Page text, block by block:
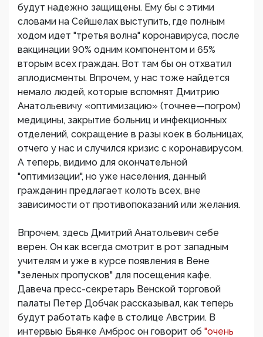
будут надежно защищены. Ему бы с этими
словами на Сейшелах выступить, где полным
ходом идет "третья волна" коронавируса, после
вакцинации 90% одним компонентом и 65%
вторым всех граждан. Вот там бы он отхватил
аплодисменты. Впрочем, у нас тоже найдется
немало людей, которые вспомнят Дмитрию
Анатольевичу «оптимизацию» (точнее—погром)
медицины, закрытие больниц и инфекционных
отделений, сокращение в разы коек в больницах,
отчего у нас и случился кризис с коронавирусом.
А теперь, видимо для окончательной
"оптимизации", но уже населения, данный
гражданин предлагает колоть всех, вне
зависимости от противопоказаний или желания.
Впрочем, здесь Дмитрий Анатольевич себе
верен. Он как всегда смотрит в рот западным
учителям и уже в курсе появления в Вене
"зеленых пропусков" для посещения кафе.
Давеча пресс-секретарь Венской торговой
палаты Петер Добчак рассказывал, как теперь
будут работать кафе в столице Австрии. В
интервью Бьянке Амброс он говорит об "очень